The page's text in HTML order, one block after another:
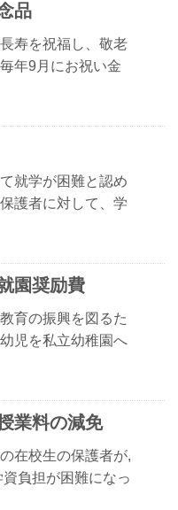
品
寿を祝福し、敬老
年9月にお祝い金
就学が困難と認め
護者に対して、学
園奨励費
育の振興を図るた
児を私立幼稚園へ
業料の減免
在校生の保護者が,
負担が困難になっ